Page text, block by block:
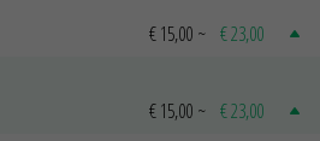
€ 15,00 ~ € 23,00
€ 15,00 ~ € 23,00